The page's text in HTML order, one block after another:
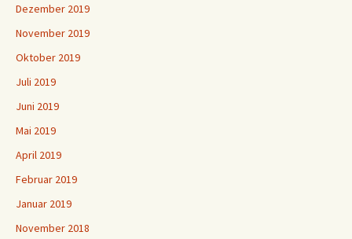
Dezember 2019
November 2019
Oktober 2019
Juli 2019
Juni 2019
Mai 2019
April 2019
Februar 2019
Januar 2019
November 2018